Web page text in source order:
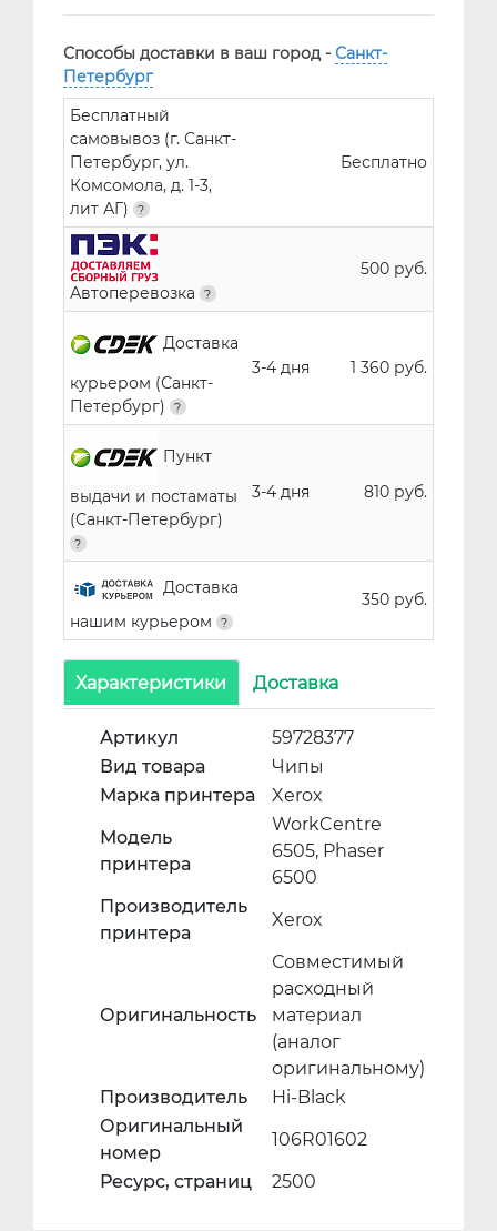
Способы доставки в ваш город - Санкт-
Петербург
Бесплатный
самовывоз (г. Санкт-
Петербург, ул.
Комсомола, д. 1-3,
лит АГ)
Бесплатно
Автоперевозка
500 руб.
Доставка
курьером (Санкт-
Петербург)
3-4 дня 1 360 руб.
Пункт
выдачи и постаматы
(Санкт-Петербург)
3-4 дня 810 руб.
Доставка
нашим курьером
350 руб.
Характеристики Доставка
Артикул
59728377
Вид товара
Чипы
Марка принтера
Xerox
Модель
принтера
WorkCentre
6505, Phaser
6500
Производитель
принтера
Xerox
Оригинальность
Совместимый
расходный
материал
(аналог
оригинальному)
Производитель
Hi-Black
Оригинальный
номер
106R01602
Ресурс, страниц
2500